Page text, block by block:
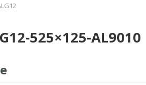
525×125-AL9010